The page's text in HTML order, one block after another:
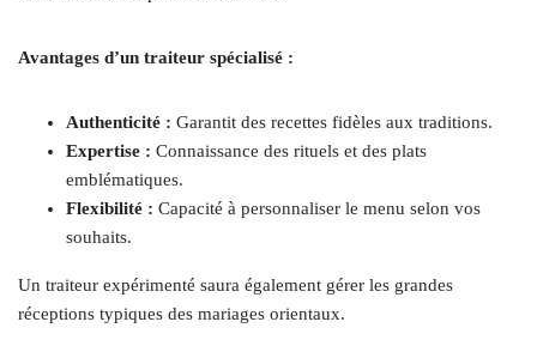
Avantages d’un traiteur spécialisé :
Authenticité : Garantit des recettes fidèles aux traditions.
Expertise : Connaissance des rituels et des plats
emblématiques.
Flexibilité : Capacité à personnaliser le menu selon vos
souhaits.
Un traiteur expérimenté saura également gérer les grandes
réceptions typiques des mariages orientaux.